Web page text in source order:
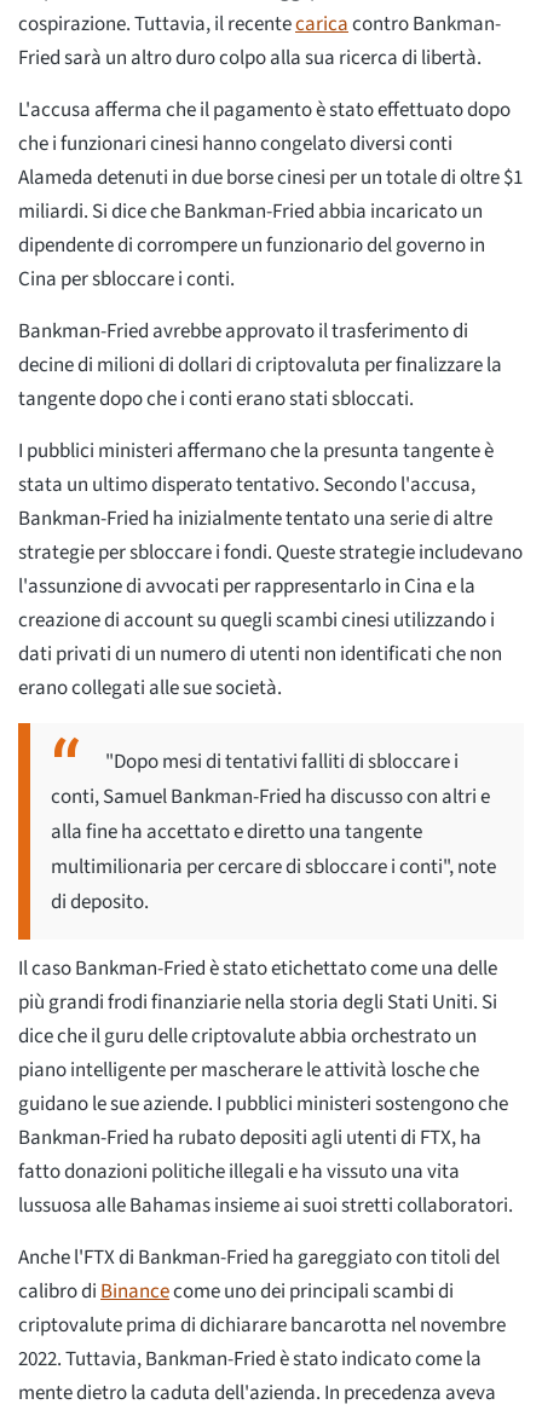
cospirazione. Tuttavia, il recentecaricacontro Bankman-
Fried sarà un altro duro colpo alla sua ricerca di libertà.
L'accusa afferma che il pagamento è stato effettuato dopo
che i funzionari cinesi hanno congelato diversi conti
Alameda detenuti in due borse cinesi per un totale di oltre $1
miliardi. Si dice che Bankman-Fried abbia incaricato un
dipendente di corrompere un funzionario del governo in
Cina per sbloccare i conti.
Bankman-Fried avrebbe approvato il trasferimento di
decine di milioni di dollari di criptovaluta per finalizzare la
tangente dopo che i conti erano stati sbloccati.
I pubblici ministeri affermano che la presunta tangente è
stata un ultimo disperato tentativo. Secondo l'accusa,
Bankman-Fried ha inizialmente tentato una serie di altre
strategie per sbloccare i fondi. Queste strategie includevano
l'assunzione di avvocati per rappresentarlo in Cina e la
creazione di account su quegli scambi cinesi utilizzando i
dati privati di un numero di utenti non identificati che non
erano collegati alle sue società.
"Dopo mesi di tentativi falliti di sbloccare i
conti, Samuel Bankman-Fried ha discusso con altri e
alla fine ha accettato e diretto una tangente
multimilionaria per cercare di sbloccare i conti", note
di deposito.
Il caso Bankman-Fried è stato etichettato come una delle
più grandi frodi finanziarie nella storia degli Stati Uniti. Si
dice che il guru delle criptovalute abbia orchestrato un
piano intelligente per mascherare le attività losche che
guidano le sue aziende. I pubblici ministeri sostengono che
Bankman-Fried ha rubato depositi agli utenti di FTX, ha
fatto donazioni politiche illegali e ha vissuto una vita
lussuosa alle Bahamas insieme ai suoi stretti collaboratori.
Anche l'FTX di Bankman-Fried ha gareggiato con titoli del
calibro diBinancecome uno dei principali scambi di
criptovalute prima di dichiarare bancarotta nel novembre
2022. Tuttavia, Bankman-Fried è stato indicato come la
mente dietro la caduta dell'azienda. In precedenza aveva